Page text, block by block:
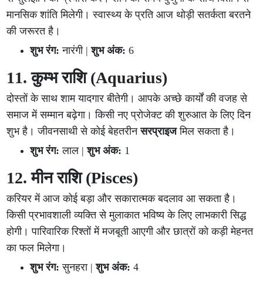
मानसिक शांति मिलेगी। स्वास्थ्य के प्रति आज थोड़ी सतर्कता बरतने
की जरूरत है।
शुभ रंग: नारंगी |शुभ अंक: 6
11. कुम्भ राशि (Aquarius)
दोस्तों के साथ शाम यादगार बीतेगी। आपके अच्छे कार्यों की वजह से
समाज में सम्मान बढ़ेगा। किसी नए प्रोजेक्ट की शुरुआत के लिए दिन
शुभ है। जीवनसाथी से कोई बेहतरीनसरप्राइजमिल सकता है।
शुभ रंग: लाल |शुभ अंक: 1
12. मीन राशि (Pisces)
करियर में आज कोई बड़ा और सकारात्मक बदलाव आ सकता है।
किसी प्रभावशाली व्यक्ति से मुलाकात भविष्य के लिए लाभकारी सिद्ध
होगी। पारिवारिक रिश्तों में मजबूती आएगी और छात्रों को कड़ी मेहनत
का फल मिलेगा।
शुभ रंग: सुनहरा |शुभ अंक: 4